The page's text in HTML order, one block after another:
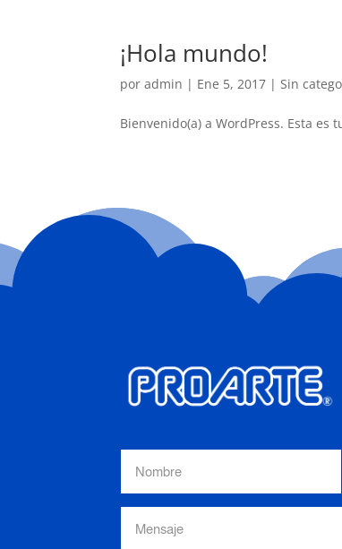
¡Hola mundo!
poradmin | Ene 5, 2017 | Sin
Bienvenido(a) a WordPress. Esta